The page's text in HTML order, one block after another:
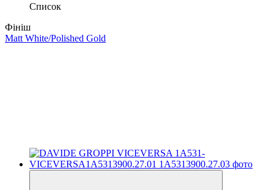
Список
Фініш
Matt White/Polished Gold